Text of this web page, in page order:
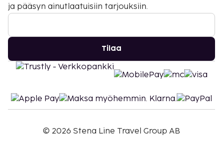
ja pääsyn ainutlaatuisiin tarjouksiin.
Tilaa
© 2026 Stena Line Travel Group AB